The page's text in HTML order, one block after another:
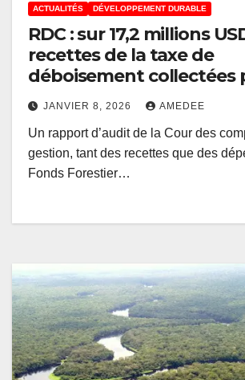
ACTUALITÉS DÉVELOPPEMENT DURABLE
RDC : sur 17,2 millions
recettes de la taxe de
déboisement collectées
entre 2021 et 2024, à
millions USD utilisés pour
reconstitution du
(Rapport Cour des
JANVIER 8, 2026 AMEDEE
Un rapport d’audit de la Cour des
gestion, tant des recettes que des
Fonds Forestier…